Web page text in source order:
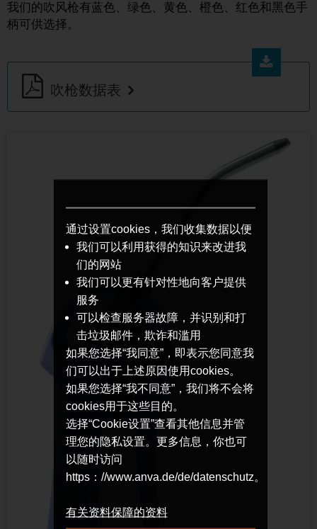
我们的吹风枪有蓝色、绿色、黄色、橙色、红色和黑色手
柄可供选择。
吹枪数据表
通过设置cookies，我们收集数据以便
我们可以利用获得的知识来改进我
们的网站
我们可以更有针对性地向客户提供
服务
可以检查服务器故障，并识别和打
击垃圾邮件，欺诈和滥用
如果您选择“我同意”，即表示您同意我
们可以出于上述原因使用cookies。
如果您选择“我不同意”，我们将不会将
cookies用于这些目的。
选择“Cookie设置”查看其他信息并管
理您的隐私设置。更多信息，你也可
以随时访问
https：//www.anva.de/de/datenschutz。
有关资料保障的资料